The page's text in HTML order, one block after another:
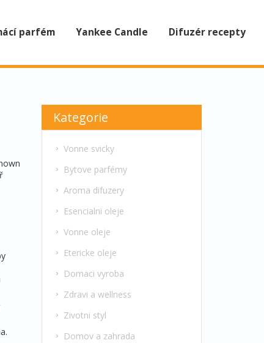
parfém Yankee Candle Difuzér recepty
Kategorie
Vonne svicky
Bytove parfémy
Aroma difuzery
Esencialni oleje
Vonne oleje
Etericke oleje
Domaci vyroba
Zdravi a wellness
Zivotni styl
Domov a zahrada